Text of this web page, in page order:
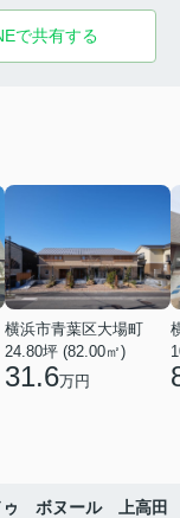
で共有する
横浜市青葉区大場町
24.80坪 (82.00㎡)
31.6万円
ボヌール 上高田